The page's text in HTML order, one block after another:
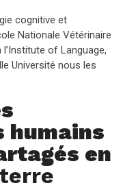
cognitive et
Nationale Vétérinaire
of Language,
Université nous les
humains
en